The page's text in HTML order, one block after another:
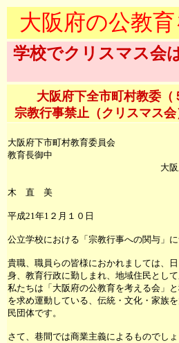
大阪府の公教
学校でクリスマス会
大阪府下全市町村教委（
宗教行事禁止（クリスマス
大阪府下市町村教育委員会
教育長御中
大阪府の公教育
代
木 直 美
平成21年1２月１０日
公立学校における「宗教行事への関与」
貴職、職員らの皆様におかれましては、
身、教育行政に勤しまれ、地域住民として
私たちは「大阪府の公教育を考える会」
を求め運動している、伝統・文化・家族
民団体です。
さて、巷間では商業主義によるものでし